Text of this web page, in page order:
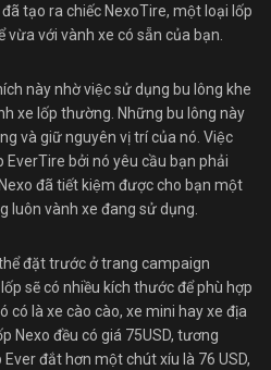
tạo ra chiếc NexoTire, một loại lốp
với vành xe có sẵn của bạn.
này nhờ việc sử dụng bu lông khe
xe lốp thường. Những bu lông này
và giữ nguyên vị trí của nó. Việc
EverTire bởi nó yêu cầu bạn phải
đã tiết kiệm được cho bạn một
luôn vành xe đang sử dụng.
đặt trước ở trang campaign
sẽ có nhiều kích thước để phù hợp
có là xe cào cào, xe mini hay xe địa
Nexo đều có giá 75USD, tương
đắt hơn một chút xíu là 76 USD,